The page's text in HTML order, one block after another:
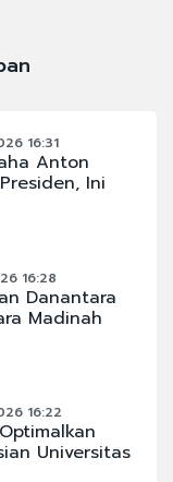
16:31
Anton
Ini
16:28
Danantara
Madinah
16:22
Universitas